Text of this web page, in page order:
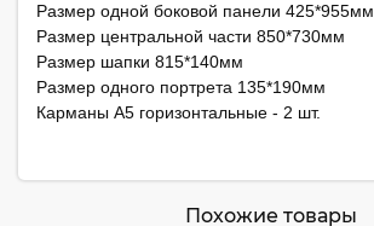
Размер одной боковой панели 425*955мм
Размер центральной части 850*730мм
Размер шапки 815*140мм
Размер одного портрета 135*190мм
Карманы А5 горизонтальные - 2 шт.
Похожие товары